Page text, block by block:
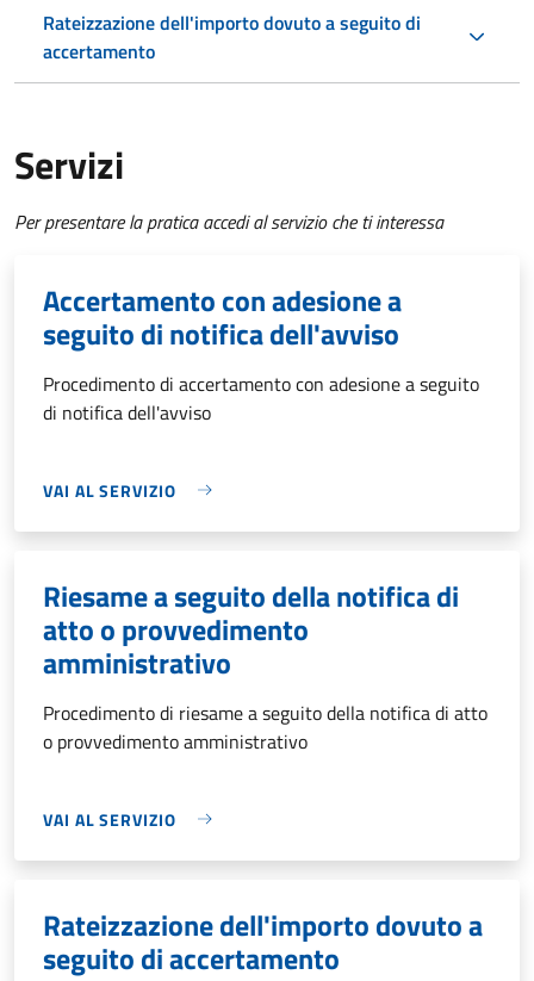
Rateizzazione dell'importo dovuto a seguito di
accertamento
Servizi
Per presentare la pratica accedi al servizio che ti interessa
Accertamento con adesione a
seguito di notifica dell'avviso
Procedimento di accertamento con adesione a seguito
di notifica dell'avviso
VAI AL SERVIZIO
Riesame a seguito della notifica di
atto o provvedimento
amministrativo
Procedimento di riesame a seguito della notifica di atto
o provvedimento amministrativo
VAI AL SERVIZIO
Rateizzazione dell'importo dovuto a
seguito di accertamento